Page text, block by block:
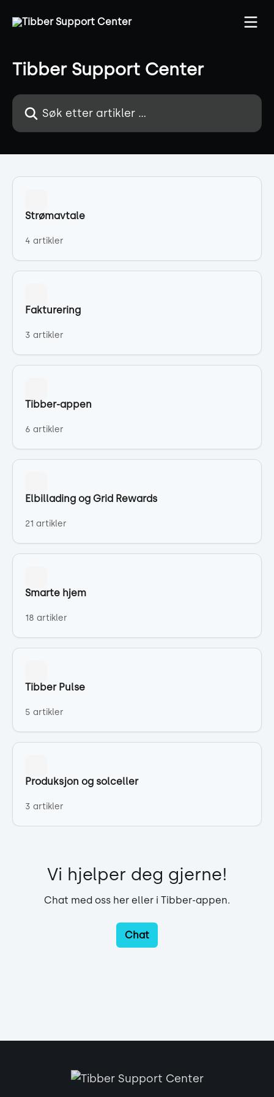
Tibber Support Center
Søk etter artikler ...
Strømavtale
4 artikler
Fakturering
3 artikler
Tibber-appen
6 artikler
Elbillading og Grid Rewards
21 artikler
Smarte hjem
18 artikler
Tibber Pulse
5 artikler
Produksjon og solceller
3 artikler
Vi hjelper deg gjerne!
Chat med oss her eller i Tibber-appen.
Chat